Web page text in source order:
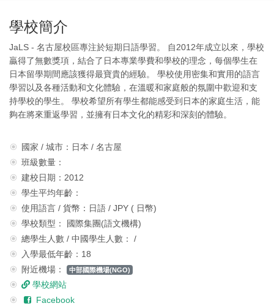
學校簡介
JaLS - 名古屋校區專注於短期日語學習。 自2012年成立以來，學校
贏得了無數獎項，結合了日本專業學費和學校的理念，每個學生在
日本留學期間應該獲得最寶貴的經驗。 學校使用密集和實用的語言
學習以及各種活動和文化體驗，在溫暖和家庭般的氛圍中歡迎和支
持學校的學生。 學校希望所有學生都能感受到日本的家庭生活，能
夠在將來重返學習，並擁有日本文化的精彩和深刻的體驗。
國家 / 城市：日本 / 名古屋
班級數量：
建校日期：2012
學生平均年齡：
使用語言 / 貨幣：日語 / JPY ( 日幣)
學校類型： 國際集團(語文機構)
總學生人數 / 中國學生人數： /
入學最低年齡：18
附近機場：
中部國際機場(NGO)
學校網站
Facebook